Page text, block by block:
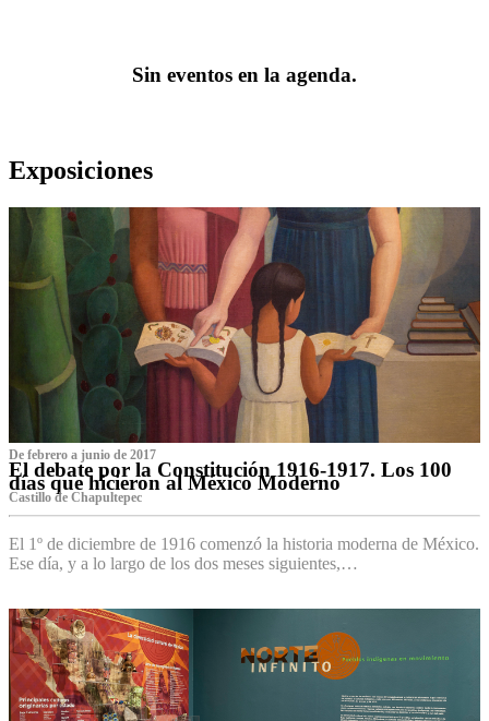
Sin eventos en la agenda.
Exposiciones
De febrero a junio de 2017
El debate por la Constitución 1916-1917. Los 100
días que hicieron al México Moderno
Castillo de Chapultepec
El 1º de diciembre de 1916 comenzó la historia moderna de México.
Ese día, y a lo largo de los dos meses siguientes,…